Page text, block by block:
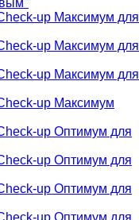
up Максимум для
up Максимум для
up Максимум для
up Максимум
up Оптимум для
up Оптимум для
up Оптимум для